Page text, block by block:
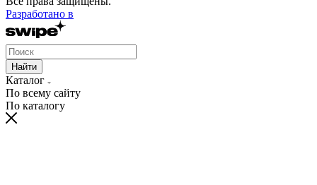
Разработано в
Найти
Каталог
По всему сайту
По каталогу